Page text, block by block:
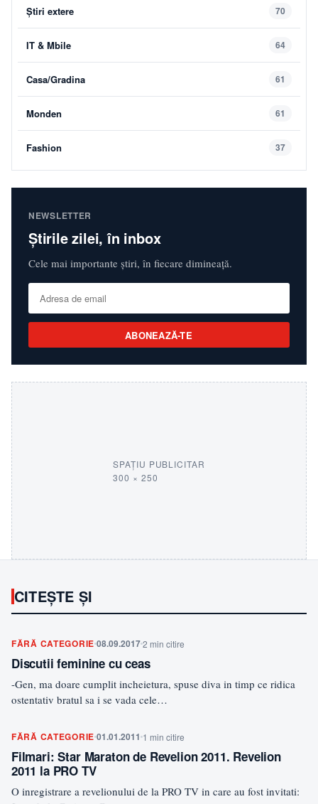
Știri extere 70
IT & Mbile 64
Casa/Gradina 61
Monden 61
Fashion 37
NEWSLETTER
Știrile zilei, în inbox
Cele mai importante știri, în fiecare dimineață.
ABONEAZĂ-TE
SPAȚIU PUBLICITAR
300 × 250
CITEȘTE ȘI
FĂRĂ CATEGORIE08.09.20172 min citire
Discutii feminine cu ceas
-Gen, ma doare cumplit incheietura, spuse diva in timp ce ridica
ostentativ bratul sa i se vada cele…
FĂRĂ CATEGORIE01.01.2011 1 min citire
Filmari: Star Maraton de Revelion 2011. Revelion
2011 la PRO TV
O inregistrare a revelionului de la PRO TV in care au fost invitati: